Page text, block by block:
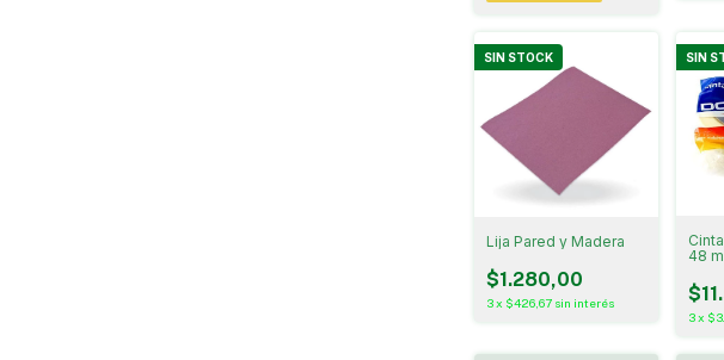
SIN STOCK
Lija Pared y Madera
$1.280,00
3x $426,67 sin interés
SIN
48
3x